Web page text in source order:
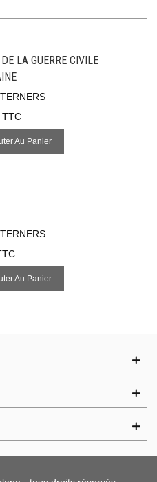
LA GUERRE CIVILE
TTC
Au Panier
Au Panier